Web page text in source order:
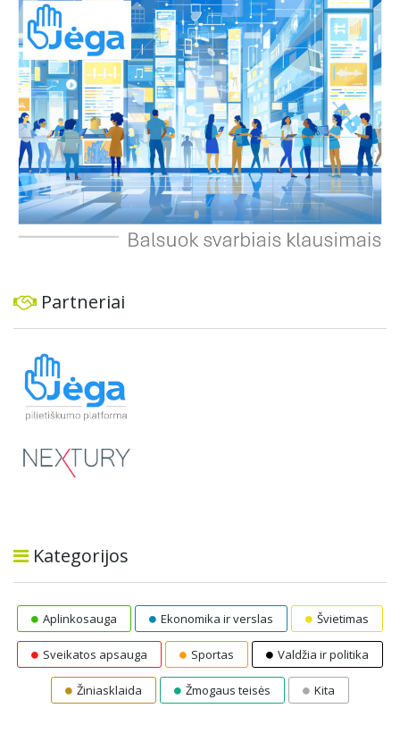
dviratininkams. Gyventojai ragina atlikti techninę,
ekonominę ir transporto analizę, organizuoti viešas
konsultacijas ir integruoti projektą į ilgalaikius miesto
planus, siekiant užtikrinti transporto sistemos patikimumą
ir prisitaikymą prie sparčiai augančio miesto poreikių.
Partneriai
Kategorijos
Aplinkosauga Ekonomika ir verslas Švietimas
Sveikatos apsauga Sportas Valdžia ir politika
Žiniasklaida Žmogaus teisės Kita